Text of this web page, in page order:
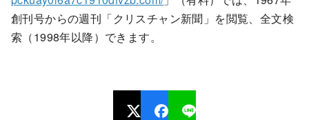
創刊号からの週刊「クリスチャン新聞」を閲覧、全文検
索（1998年以降）できます。